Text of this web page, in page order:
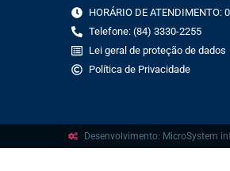
HORÁRIO DE ATENDIMENTO:
Telefone: (84) 3330-2255
Lei geral de proteção de dados
Política de Privacidade
Desenvolvimento: MicroSystem